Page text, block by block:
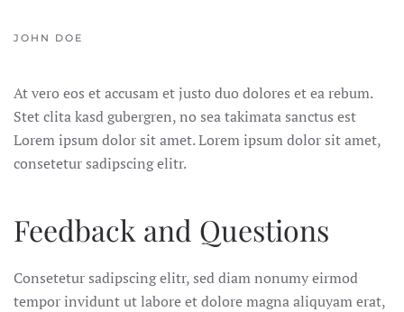
JOHN DOE
At vero eos et accusam et justo duo dolores et ea rebum.
Stet clita kasd gubergren, no sea takimata sanctus est
Lorem ipsum dolor sit amet. Lorem ipsum dolor sit amet,
consetetur sadipscing elitr.
Feedback and Questions
Consetetur sadipscing elitr, sed diam nonumy eirmod
tempor invidunt ut labore et dolore magna aliquyam erat,